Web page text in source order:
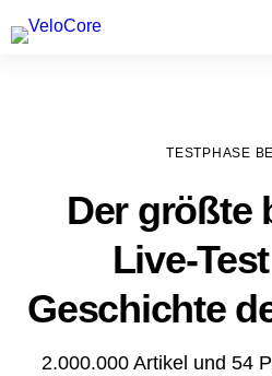
Agenturen & Webdesigner
TESTPHASE
Der größte
Live-
Geschichte
2.000.000 Artikel und 54